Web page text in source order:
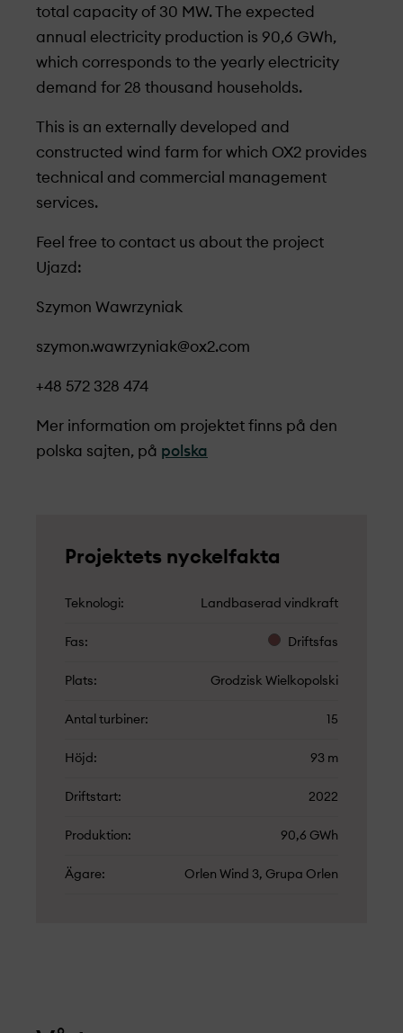
total capacity of 30 MW. The expected
annual electricity production is 90,6 GWh,
which corresponds to the yearly electricity
demand for 28 thousand households.
This is an externally developed and
constructed wind farm for which OX2 provides
technical and commercial management
services.
Feel free to contact us about the project
Ujazd:
Szymon Wawrzyniak
szymon.wawrzyniak@ox2.com
+48 572 328 474
Mer information om projekt­et finns på den
polska sajten, på polska
Projekt­ets nyckelfakta
Teknologi Landbaserad vindkraft
Fas Driftsfas
Plats Grodzisk Wielkopolski
Antal turbiner 15
Höjd 93 m
Driftstart 2022
Produktion 90,6 GWh
Ägare Orlen Wind 3, Grupa Orlen